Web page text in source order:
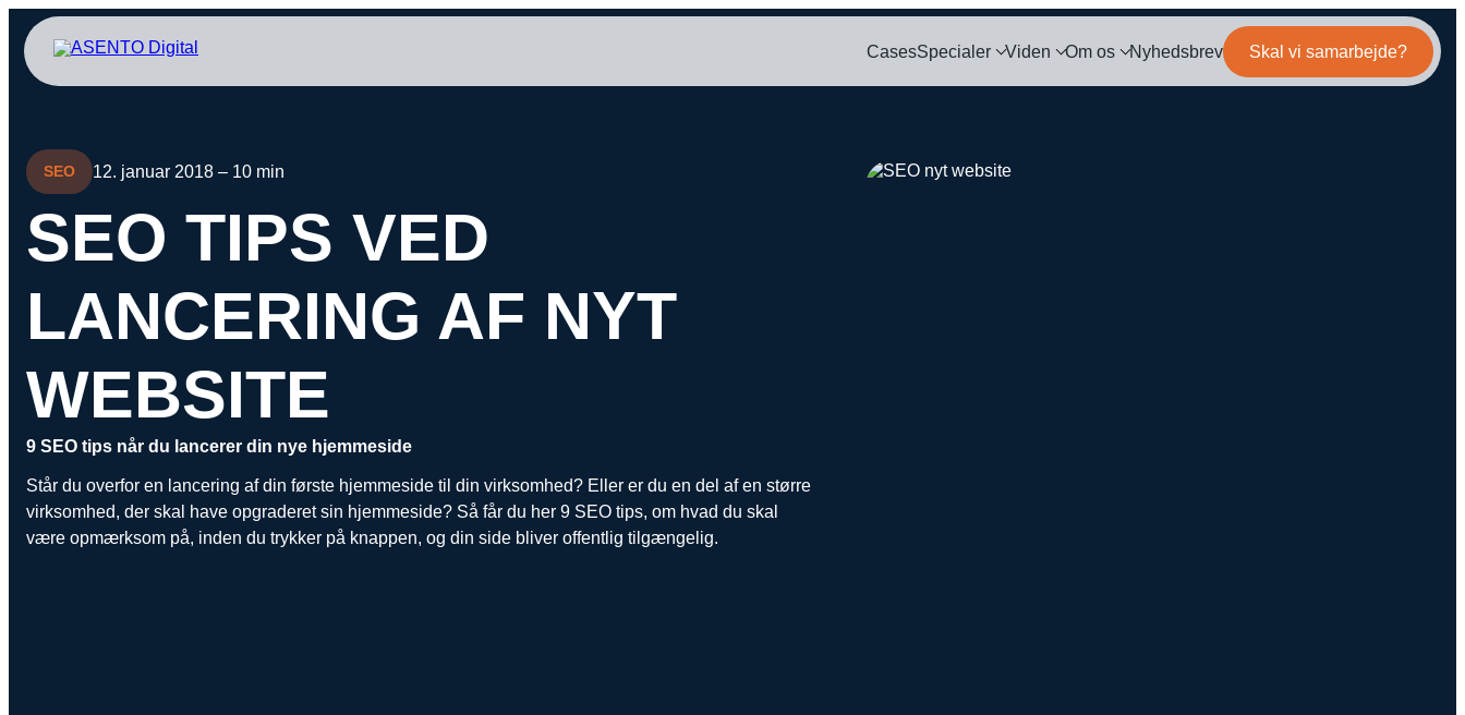
CasesSpecialer
SEO
Programmatic SEO LinkedIn annoncering
TikTok annoncering
Kampagnemails
Viden
Webinar
Om os Nyhedsbrev Skal vi samarbejde?
SEO 12. januar 2018 – 10 min
SEO TIPS VED
LANCERING AF NYT
WEBSITE
9 SEO tips når du lancerer din nye hjemmeside
Står du overfor en lancering af din første hjemmeside til din virksomhed? Eller er du en del af en større
virksomhed, der skal have opgraderet sin hjemmeside? Så får du her 9 SEO tips, om hvad du skal
være opmærksom på, inden du trykker på knappen, og din side bliver offentlig tilgængelig.